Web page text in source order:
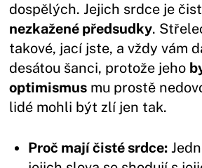
dospělých. Jejich srdce je
nezkažené předsudky.
takové, jací jste, a vždy vám
desátou šanci, protože jeho
optimismus mu prostě
lidé mohli být zlí jen tak.
Proč mají čisté srdce: